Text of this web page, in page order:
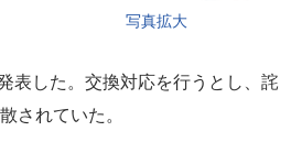
写真拡大
表した。交換対応を行うとし、詫
されていた。